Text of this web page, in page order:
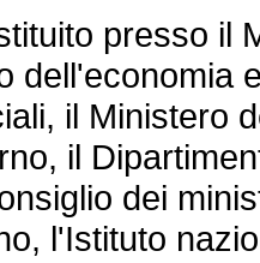
presso il
dell'economia
il Ministero
il
dei
l'Istituto